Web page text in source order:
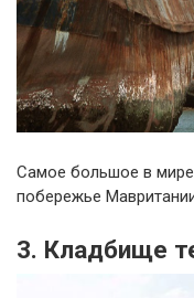
Самое большое в
побережье
3. Кладбище